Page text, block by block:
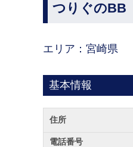
つりぐの
エリア：宮崎県
基本情報
住所
電話番号